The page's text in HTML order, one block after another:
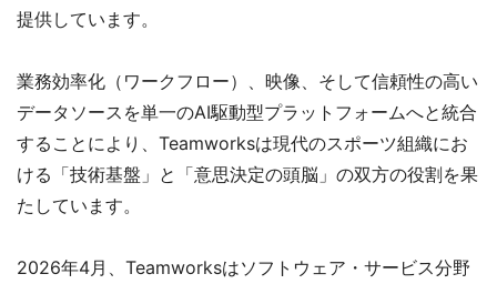
提供しています。
業務効率化（ワークフロー）、映像、そして信頼性の高い
データソースを単一のAI駆動型プラットフォームへと統合
することにより、Teamworksは現代のスポーツ組織にお
ける「技術基盤」と「意思決定の頭脳」の双方の役割を果
たしています。
2026年4月、Teamworksはソフトウェア・サービス分野